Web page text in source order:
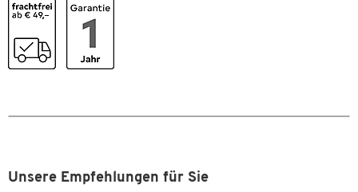
Unsere Empfehlungen für Sie